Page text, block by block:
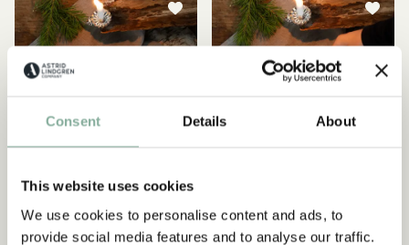
Consent Details About
This website uses cookies
We use cookies to personalise content and ads, to
provide social media features and to analyse our traffic.